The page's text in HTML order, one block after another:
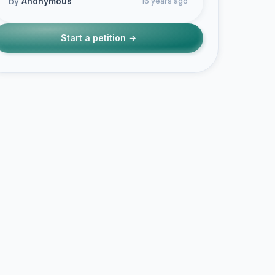
Start a petition →